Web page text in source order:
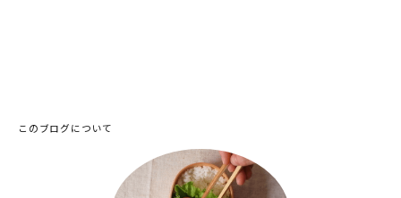
このブログについて